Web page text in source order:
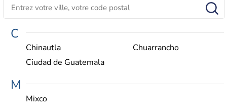
C
Chinautla
Chuarrancho
Ciudad de Guatemala
M
Mixco